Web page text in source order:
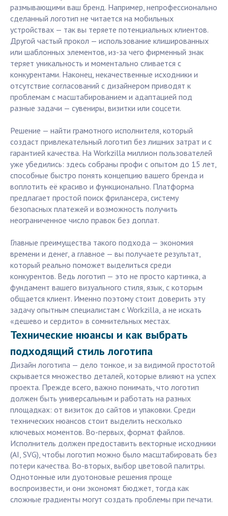
размывающими ваш бренд. Например, непрофессионально
сделанный логотип не читается на мобильных
устройствах — так вы теряете потенциальных клиентов.
Другой частый прокол — использование клишированных
или шаблонных элементов, из-за чего фирменный знак
теряет уникальность и моментально сливается с
конкурентами. Наконец, некачественные исходники и
отсутствие согласований с дизайнером приводят к
проблемам с масштабированием и адаптацией под
разные задачи — сувениры, визитки или соцсети.
Решение — найти грамотного исполнителя, который
создаст привлекательный логотип без лишних затрат и с
гарантией качества. На Workzilla миллион пользователей
уже убедились: здесь собраны профи с опытом до 15 лет,
способные быстро понять концепцию вашего бренда и
воплотить её красиво и функционально. Платформа
предлагает простой поиск фрилансера, систему
безопасных платежей и возможность получить
неограниченное число правок без доплат.
Главные преимущества такого подхода — экономия
времени и денег, а главное — вы получаете результат,
который реально поможет выделиться среди
конкурентов. Ведь логотип — это не просто картинка, а
фундамент вашего визуального стиля, язык, с которым
общается клиент. Именно поэтому стоит доверить эту
задачу опытным специалистам с Workzilla, а не искать
«дешево и сердито» в сомнительных местах.
Технические нюансы и как выбрать
подходящий стиль логотипа
Дизайн логотипа — дело тонкое, и за видимой простотой
скрывается множество деталей, которые влияют на успех
проекта. Прежде всего, важно понимать, что логотип
должен быть универсальным и работать на разных
площадках: от визиток до сайтов и упаковки. Среди
технических нюансов стоит выделить несколько
ключевых моментов. Во-первых, формат файлов.
Исполнитель должен предоставить векторные исходники
(AI, SVG), чтобы логотип можно было масштабировать без
потери качества. Во-вторых, выбор цветовой палитры.
Однотонные или дуотоновые решения проще
воспроизвести, и они экономят бюджет, тогда как
сложные градиенты могут создать проблемы при печати.